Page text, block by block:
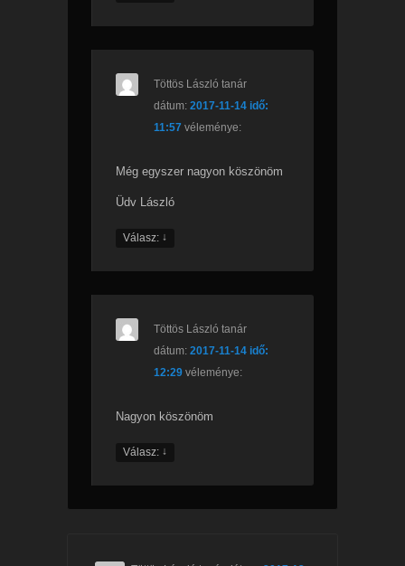
Töttös László tanár
dátum:2017-11-14 idő:
11:57 véleménye:
Még egyszer nagyon köszönöm
Üdv László
Válasz: ↓
Töttös László tanár
dátum:2017-11-14 idő:
12:29 véleménye:
Nagyon köszönöm
Válasz: ↓